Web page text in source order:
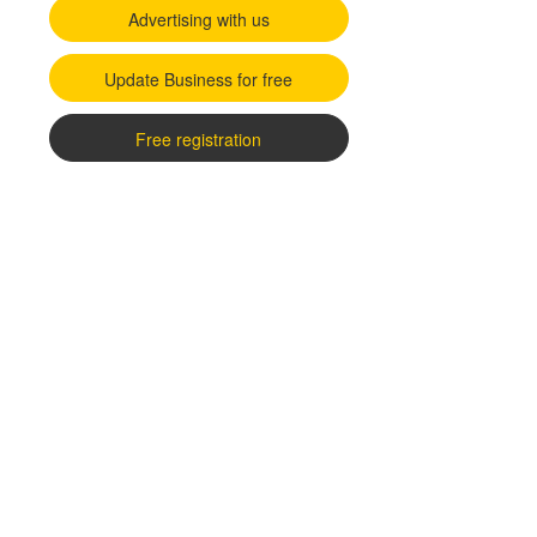
Advertising with us
Update Business for free
Free registration